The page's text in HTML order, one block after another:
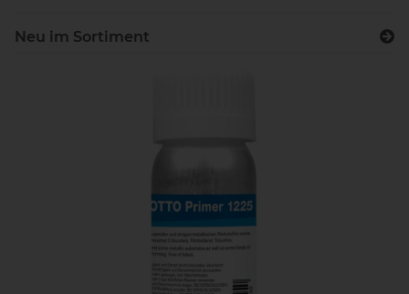
Neu im Sortiment